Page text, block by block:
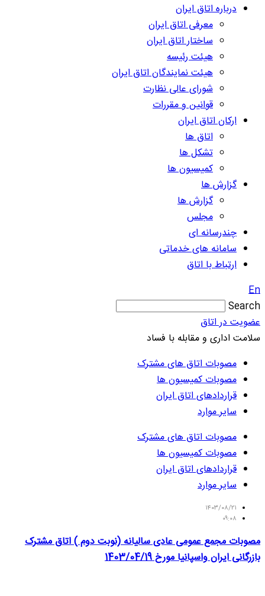
درباره اتاق ایران
معرفی اتاق ایران
ساختار اتاق ایران
هیئت رئیسه
هیئت نمایندگان اتاق ایران
شورای عالی نظارت
قوانین و مقررات
ارکان اتاق ایران
اتاق ها
تشکل ها
کمیسیون ها
گزارش ها
گزارش ها
مجلس
چندرسانه ای
سامانه های خدماتی
ارتباط با اتاق
En
Search
عضویت در اتاق
سلامت اداری و مقابله با فساد
مصوبات اتاق های مشترک
مصوبات کمیسیون ها
قراردادهای اتاق ایران
سایر موارد
مصوبات اتاق های مشترک
مصوبات کمیسیون ها
قراردادهای اتاق ایران
سایر موارد
۱۴۰۳/۰۸/۲۱
۰۹:۰۸
مصوبات مجمع عمومی عادی سالیانه (نوبت دوم ) اتاق مشترک
بازرگانی ایران واسپانیا مورخ 1403/04/19